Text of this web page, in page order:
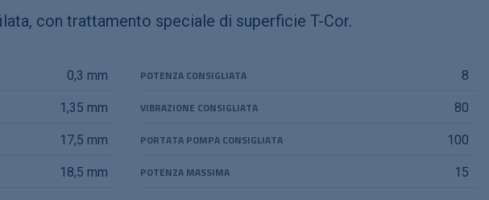
con trattamento speciale di superficie T-Cor.
0,3 mm
1,35 mm
17,5 mm
18,5 mm
POTENZA CONSIGLIATA 8
VIBRAZIONE CONSIGLIATA 80
PORTATA POMPA CONSIGLIATA 100
POTENZA MASSIMA 15